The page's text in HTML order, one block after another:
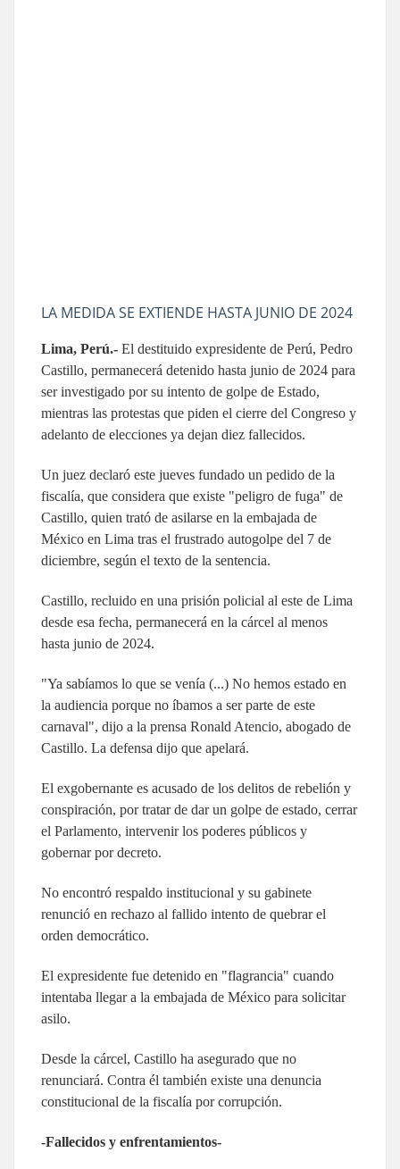
LA MEDIDA SE EXTIENDE HASTA JUNIO DE 2024
Lima, Perú.- El destituido expresidente de Perú, Pedro
Castillo, permanecerá detenido hasta junio de 2024 para
ser investigado por su intento de golpe de Estado,
mientras las protestas que piden el cierre del Congreso y
adelanto de elecciones ya dejan diez fallecidos.
Un juez declaró este jueves fundado un pedido de la
fiscalía, que considera que existe "peligro de fuga" de
Castillo, quien trató de asilarse en la embajada de
México en Lima tras el frustrado autogolpe del 7 de
diciembre, según el texto de la sentencia.
Castillo, recluido en una prisión policial al este de Lima
desde esa fecha, permanecerá en la cárcel al menos
hasta junio de 2024.
"Ya sabíamos lo que se venía (...) No hemos estado en
la audiencia porque no íbamos a ser parte de este
carnaval", dijo a la prensa Ronald Atencio, abogado de
Castillo. La defensa dijo que apelará.
El exgobernante es acusado de los delitos de rebelión y
conspiración, por tratar de dar un golpe de estado, cerrar
el Parlamento, intervenir los poderes públicos y
gobernar por decreto.
No encontró respaldo institucional y su gabinete
renunció en rechazo al fallido intento de quebrar el
orden democrático.
El expresidente fue detenido en "flagrancia" cuando
intentaba llegar a la embajada de México para solicitar
asilo.
Desde la cárcel, Castillo ha asegurado que no
renunciará. Contra él también existe una denuncia
constitucional de la fiscalía por corrupción.
-Fallecidos y enfrentamientos-